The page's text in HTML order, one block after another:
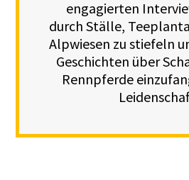
engagierten
durch Ställe,
Alpwiesen zu stiefeln
Geschichten über
Rennpferde